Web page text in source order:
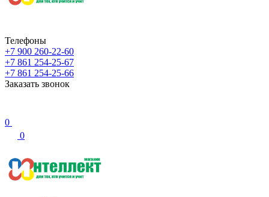
Телефоны
+7 900 260-22-60
+7 861 254-25-67
+7 861 254-25-66
Заказать звонок
0
0